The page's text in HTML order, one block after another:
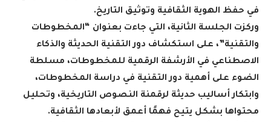
في حفظ الهوية الثقافية وتوثيق التاريخ.
وركزت الجلسة الثانية، التي جاءت بعنوان “المخطوطات
والتقنية”، على استكشاف دور التقنية الحديثة والذكاء
الاصطناعي في الأرشفة الرقمية للمخطوطات، مسلطة
الضوء على أهمية دور التقنية في دراسة المخطوطات،
وابتكار أساليب حديثة لرقمنة النصوص التاريخية، وتحليل
محتواها بشكل يتيح فهمًا أعمق لأبعادها الثقافية.